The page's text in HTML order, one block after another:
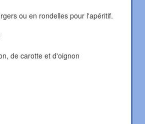
ou en rondelles pour l'apéritif.
de carotte et d'oignon